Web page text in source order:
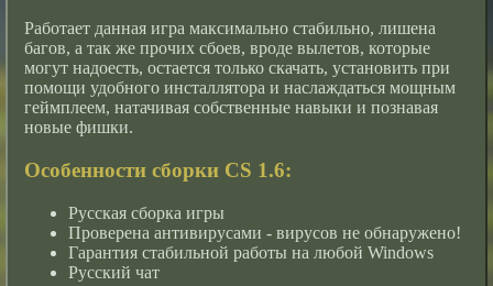
Работает данная игра максимально стабильно, лишена
багов, а так же прочих сбоев, вроде вылетов, которые
могут надоесть, остается только скачать, установить при
помощи удобного инсталлятора и наслаждаться мощным
геймплеем, натачивая собственные навыки и познавая
новые фишки.
Особенности сборки CS 1.6:
Русская сборка игры
Проверена антивирусами - вирусов не обнаружено!
Гарантия стабильной работы на любой Windows
Русский чат